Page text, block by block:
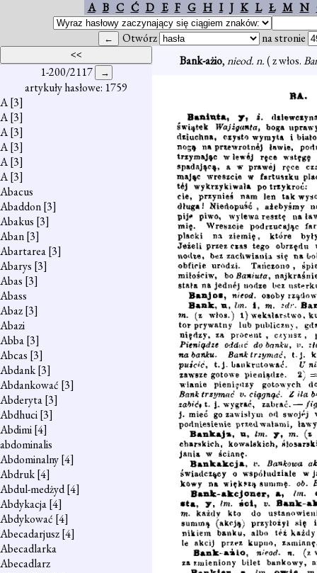
A B C Ć D E F G H I J K L Ł M N
Otwórz na stronie
1-200/2117
artykuły hasłowe: 1759
A[3]
A[3]
A[3]
A[3]
A[3]
A[3]
Abacus
Abaddon[3]
Abakus [3]
Aban[3]
Abartarea[3]
Abarys [3]
Abas [3]
Abass
Abaz[3]
Abazi
Abba[3]
Abcas [3]
Abdank[3]
Abdankować [3]
Abderyta[3]
Abdhuci[3]
Abdimi[4]
abdominalis
Abdominalny[4]
Abdruk[4]
Abdul-medżyd[4]
Abdykacja[4]
Abdykować [4]
Abecadarjusz[4]
Abecadlarka
Abecadlarz
Bank-ażio,nieod. n.( z włos.